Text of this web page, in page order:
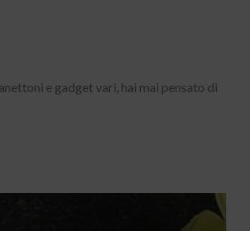
e gadget vari, hai mai pensato di